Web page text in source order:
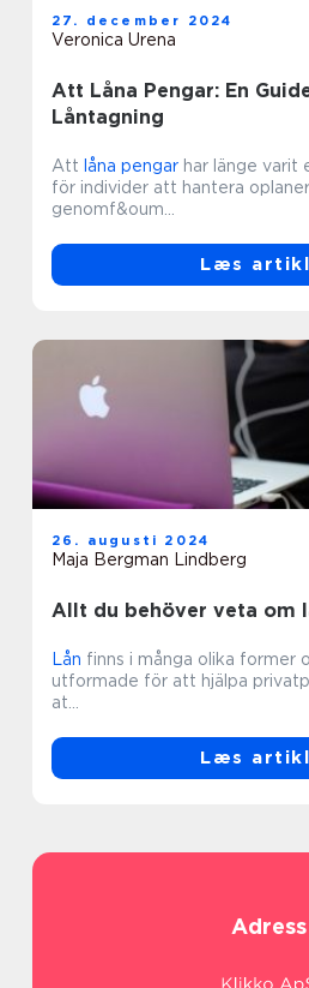
Att Låna Pengar: En
Låntagning
27. december 2024
Veronica Urena
Att låna pengar har länge
för individer att hantera
genomf&oum...
Læs
Allt du behöver veta om
26. augusti 2024
Maja Bergman Lindberg
Lån finns i många olika former
utformade för att hjälpa
at...
Læs
Adress